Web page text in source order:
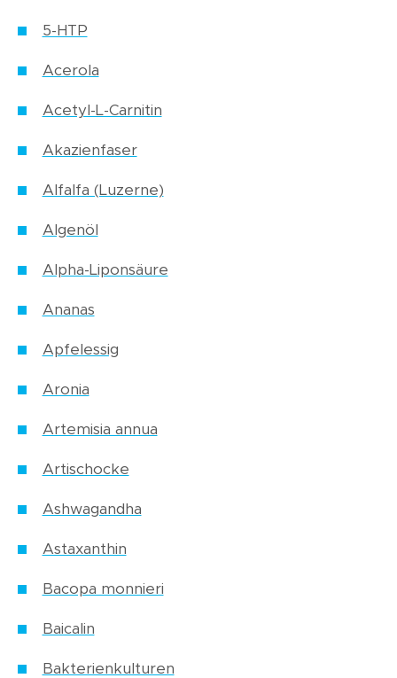
5-HTP
Acerola
Acetyl-L-Carnitin
Akazienfaser
Alfalfa (Luzerne)
Algenöl
Alpha-Liponsäure
Ananas
Apfelessig
Aronia
Artemisia annua
Artischocke
Ashwagandha
Astaxanthin
Bacopa monnieri
Baicalin
Bakterienkulturen